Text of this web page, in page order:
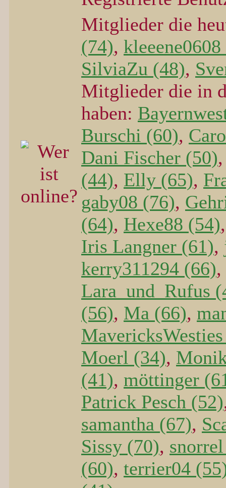
Mitglieder die
(74),
SilviaZu (48),
Mitglieder die in
haben:
Burschi (60),
Dani Fischer (50)
(44), Elly (65),
gaby08 (76),
(64), Hexe88 (54)
Iris Langner (61),
kerry311294 (66),
Lara_und_Rufus
(56), Ma (66),
Moerl (34),
(41), möttinger
Patrick Pesch (52)
samantha (67),
Sissy (70),
(60), terrier04